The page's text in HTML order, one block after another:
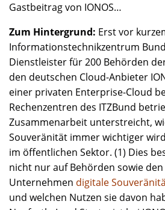
Gastbeitrag von IONOS…
Zum Hintergrund: Erst vor
Informationstechnikzentrum Bund
Dienstleister für 200 Behörden
den deutschen Cloud-Anbieter
einer privaten Enterprise-Cloud
Rechenzentren des ITZBund
Zusammenarbeit unterstreicht,
Souveränität immer wichtiger
im öffentlichen Sektor. (1) Dies
nicht nur auf Behörden sowie den
Unternehmen digitale
und welchen Nutzen sie davon